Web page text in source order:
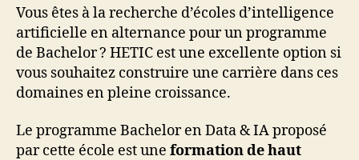
Vous êtes à la recherche d’écoles d’intelligence
artificielle en alternance pour un programme
de Bachelor ? HETIC est une excellente option si
vous souhaitez construire une carrière dans ces
domaines en pleine croissance.
Le programme Bachelor en Data & IA proposé
par cette école est une formation de haut